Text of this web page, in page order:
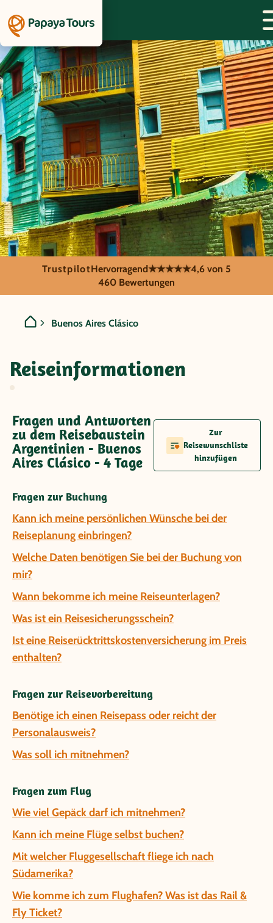
Argentinien - Buenos
TrustpilotHervorragend★★★★★4,6 von 5
460 Bewertungen
Buenos Aires Clásico
Reiseinformationen
Fragen und Antworten
zu dem Reisebaustein
Argentinien - Buenos
Aires Clásico - 4 Tage
Zur
Reisewunschliste
hinzufügen
Fragen zur Buchung
Kann ich meine persönlichen Wünsche bei der
Reiseplanung einbringen?
Welche Daten benötigen Sie bei der Buchung von
mir?
Wann bekomme ich meine Reiseunterlagen?
Was ist ein Reisesicherungsschein?
Ist eine Reiserücktrittskostenversicherung im Preis
enthalten?
Fragen zur Reisevorbereitung
Benötige ich einen Reisepass oder reicht der
Personalausweis?
Was soll ich mitnehmen?
Fragen zum Flug
Wie viel Gepäck darf ich mitnehmen?
Kann ich meine Flüge selbst buchen?
Mit welcher Fluggesellschaft fliege ich nach
Südamerika?
Wie komme ich zum Flughafen? Was ist das Rail &
Fly Ticket?